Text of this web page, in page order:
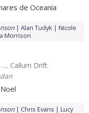
de Oceanía
Alan Tudyk
Nicole
Morrison
.... Callum Drift
Chris Evans
Lucy